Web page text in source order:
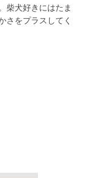
柴犬好きにはたま
さをプラスしてく